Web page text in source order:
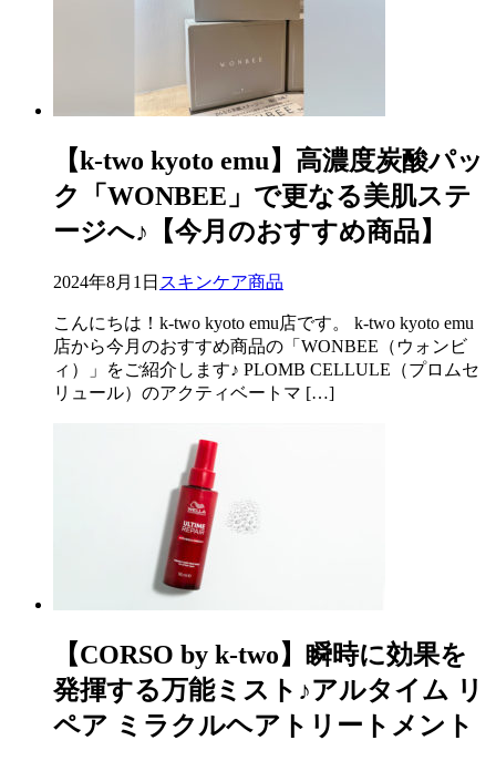
【k-two kyoto emu】高濃度炭酸パッ
ク「WONBEE」で更なる美肌ステ
ージへ♪【今月のおすすめ商品】
2024年8月1日 スキンケア商品
こんにちは！k-two kyoto emu店です。 k-two kyoto emu
店から今月のおすすめ商品の「WONBEE（ウォンビ
ィ）」をご紹介します♪ PLOMB CELLULE（プロムセ
リュール）のアクティベートマ […]
【CORSO by k-two】瞬時に効果を
発揮する万能ミスト♪アルタイム リ
ペア ミラクルヘアトリートメント